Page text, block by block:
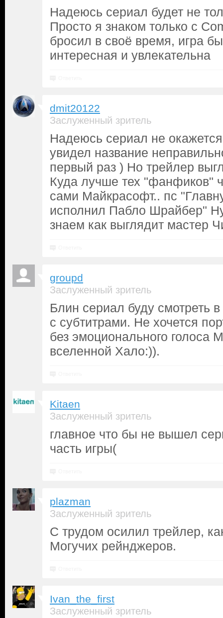
Надеюсь сериал будет не
Просто я знаком только с
бросил в своё время, игра
интересная и увлекательна
dmit20122
Заслуженный зритель
Надеюсь сериал не
увидел название
первый раз ) Но трейлер
Куда лучше тех "фанфиков"
сами Майкрасофт.. пс
исполнил Пабло Шрайбер"
знаем как выглядит мастер
groupd
Заслуженный зритель
Блин сериал буду смотреть в
с субтитрами. Не хочется
без эмоционального голоса
вселенной Хало:)).
Kitaen
Заслуженный зритель
главное что бы не вышел
часть игры(
plazman
Заслуженный зритель
С трудом осилил трейлер,
Могучих рейнджеров.
Ivan_the_first
Заслуженный зритель